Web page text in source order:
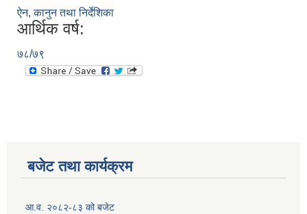
ऐन, कानुन तथा निर्देशिका
आर्थिक वर्ष:
७८/७९
बजेट तथा कार्यक्रम
आ.व. २०८२-८३ को बजेट